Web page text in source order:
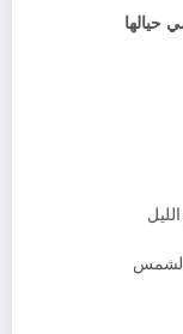
حيالها